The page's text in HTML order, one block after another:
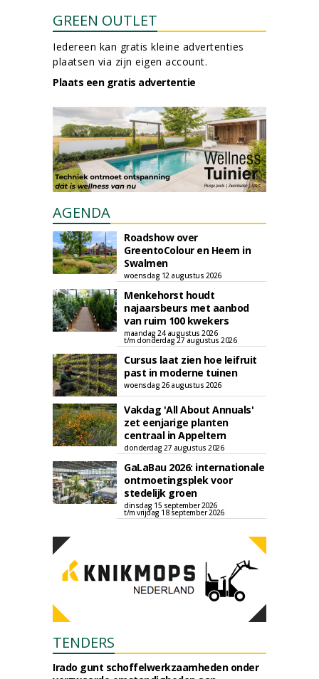
GREEN OUTLET
Iedereen kan gratis kleine advertenties
plaatsen via zijn eigen account.
Plaats een gratis advertentie
AGENDA
Roadshow over
GreentoColour en Heem in
Swalmen
woensdag 12 augustus 2026
Menkehorst houdt
najaarsbeurs met aanbod
van ruim 100 kwekers
maandag 24 augustus 2026
t/m donderdag 27 augustus 2026
Cursus laat zien hoe leifruit
past in moderne tuinen
woensdag 26 augustus 2026
Vakdag 'All About Annuals'
zet eenjarige planten
centraal in Appeltern
donderdag 27 augustus 2026
GaLaBau 2026: internationale
ontmoetingsplek voor
stedelijk groen
dinsdag 15 september 2026
t/m vrijdag 18 september 2026
TENDERS
Irado gunt schoffelwerkzaamheden onder